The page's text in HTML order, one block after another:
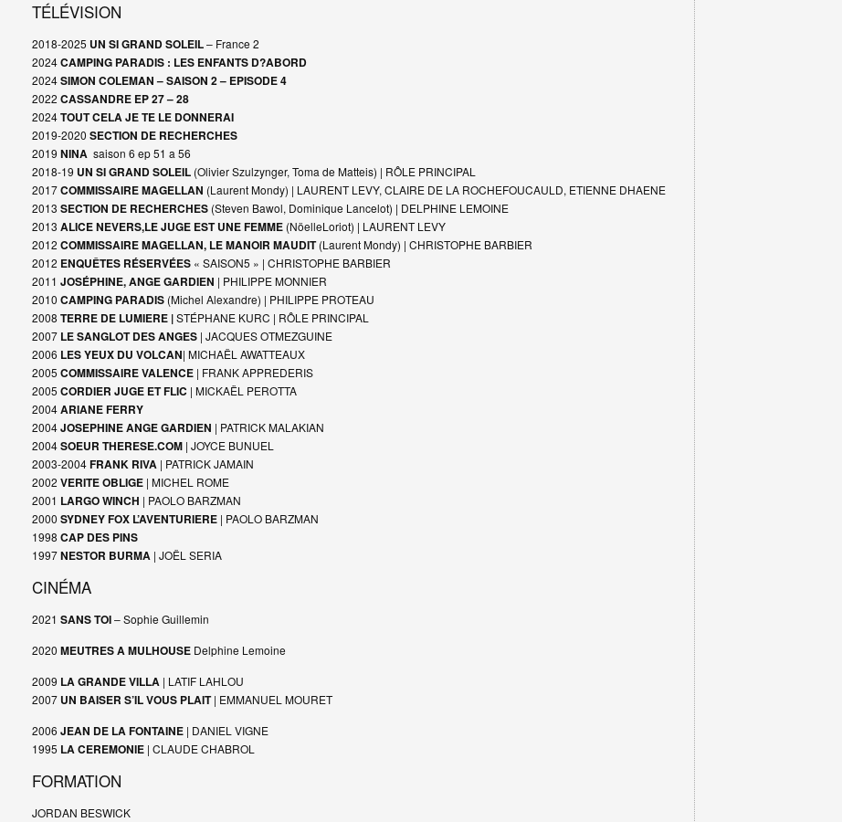
TÉLÉVISION
2018-2025 UN SI GRAND SOLEIL– France 2
2024CAMPING PARADIS : LES ENFANTS D?ABORD
2024SIMON COLEMAN – SAISON 2 – EPISODE 4
2022 CASSANDRE EP 27 – 28
2024TOUT CELA JE TE LE DONNERAI
2019-2020 SECTION DE RECHERCHES
2019 NINA saison 6 ep 51 a 56
2018-19 UN SI GRAND SOLEIL (Olivier Szulzynger, Toma de Matteis) | RÔLE PRINCIPAL
2017COMMISSAIRE MAGELLAN (Laurent Mondy) | LAURENT LEVY, CLAIRE DE LA ROCHEFOUCAULD, ETIENNE DHAENE
2013 SECTION DE RECHERCHES (Steven Bawol, Dominique Lancelot) | DELPHINE LEMOINE
2013 ALICE NEVERS,LE JUGE EST UNE FEMME (NöelleLoriot) | LAURENT LEVY
2012 COMMISSAIRE MAGELLAN, LE MANOIR MAUDIT(Laurent Mondy) | CHRISTOPHE BARBIER
2012 ENQUÊTES RÉSERVÉES « SAISON5 » | CHRISTOPHE BARBIER
2011 JOSÉPHINE, ANGE GARDIEN | PHILIPPE MONNIER
2010 CAMPING PARADIS (Michel Alexandre) | PHILIPPE PROTEAU
2008 TERRE DE LUMIERE |STÉPHANE KURC | RÔLE PRINCIPAL
2007 LE SANGLOT DES ANGES | JACQUES OTMEZGUINE
2006 LES YEUX DU VOLCAN| MICHAËL AWATTEAUX
2005 COMMISSAIRE VALENCE | FRANK APPREDERIS
2005 CORDIER JUGE ET FLIC | MICKAËL PEROTTA
2004ARIANE FERRY
2004JOSEPHINE ANGE GARDIEN | PATRICK MALAKIAN
2004SOEUR THERESE.COM | JOYCE BUNUEL
2003-2004FRANK RIVA | PATRICK JAMAIN
2002 VERITE OBLIGE | MICHEL ROME
2001 LARGO WINCH | PAOLO BARZMAN
2000 SYDNEY FOX L’AVENTURIERE | PAOLO BARZMAN
1998 CAP DES PINS
1997NESTOR BURMA | JOËL SERIA
CINÉMA
2021 SANS TOI– Sophie Guillemin
2020 MEUTRES A MULHOUSE Delphine Lemoine
2009 LA GRANDE VILLA | LATIF LAHLOU
2007 UN BAISER S’IL VOUS PLAIT| EMMANUEL MOURET
2006 JEAN DE LA FONTAINE | DANIEL VIGNE
1995 LA CEREMONIE | CLAUDE CHABROL
FORMATION
JORDAN BESWICK